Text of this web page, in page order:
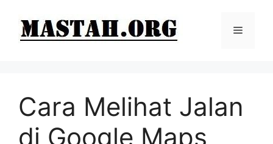
Menu
Cara Melihat Jalan
di Google Maps